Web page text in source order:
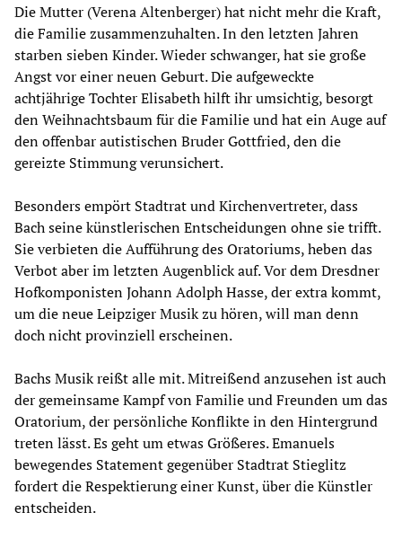
Die Mutter (Verena Altenberger) hat nicht mehr die Kraft,
die Familie zusammenzuhalten. In den letzten Jahren
starben sieben Kinder. Wieder schwanger, hat sie große
Angst vor einer neuen Geburt. Die aufgeweckte
achtjährige Tochter Elisabeth hilft ihr umsichtig, besorgt
den Weihnachtsbaum für die Familie und hat ein Auge auf
den offenbar autistischen Bruder Gottfried, den die
gereizte Stimmung verunsichert.
Besonders empört Stadtrat und Kirchenvertreter, dass
Bach seine künstlerischen Entscheidungen ohne sie trifft.
Sie verbieten die Aufführung des Oratoriums, heben das
Verbot aber im letzten Augenblick auf. Vor dem Dresdner
Hofkomponisten Johann Adolph Hasse, der extra kommt,
um die neue Leipziger Musik zu hören, will man denn
doch nicht provinziell erscheinen.
Bachs Musik reißt alle mit. Mitreißend anzusehen ist auch
der gemeinsame Kampf von Familie und Freunden um das
Oratorium, der persönliche Konflikte in den Hintergrund
treten lässt. Es geht um etwas Größeres. Emanuels
bewegendes Statement gegenüber Stadtrat Stieglitz
fordert die Respektierung einer Kunst, über die Künstler
entscheiden.